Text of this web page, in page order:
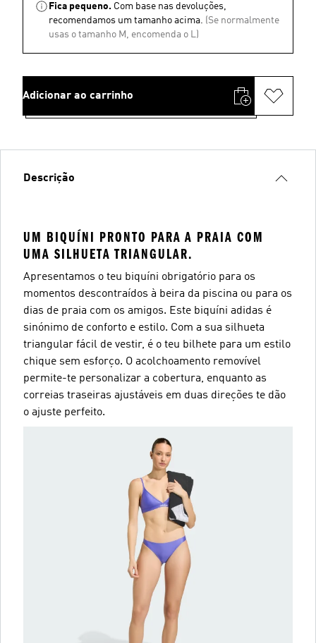
Fica pequeno. Com base nas devoluções,
recomendamos um tamanho acima. (Se normalmente
usas o tamanho M, encomenda o L)
Adicionar ao carrinho
Descrição
UM BIQUÍNI PRONTO PARA A PRAIA COM
UMA SILHUETA TRIANGULAR.
Apresentamos o teu biquíni obrigatório para os
momentos descontraídos à beira da piscina ou para os
dias de praia com os amigos. Este biquíni adidas é
sinónimo de conforto e estilo. Com a sua silhueta
triangular fácil de vestir, é o teu bilhete para um estilo
chique sem esforço. O acolchoamento removível
permite-te personalizar a cobertura, enquanto as
correias traseiras ajustáveis em duas direções te dão
o ajuste perfeito.